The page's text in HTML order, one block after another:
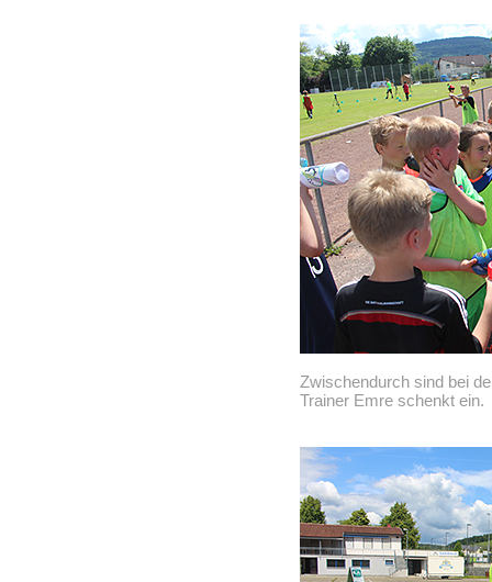
Zwischendurch sind bei
Trainer Emre schenkt ein.